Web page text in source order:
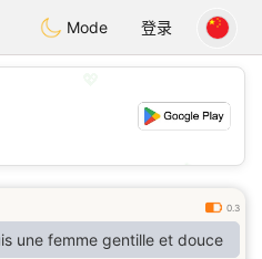
Conversar
Mode 登录
💕
0.3
Je Suis une femme gentille et douce